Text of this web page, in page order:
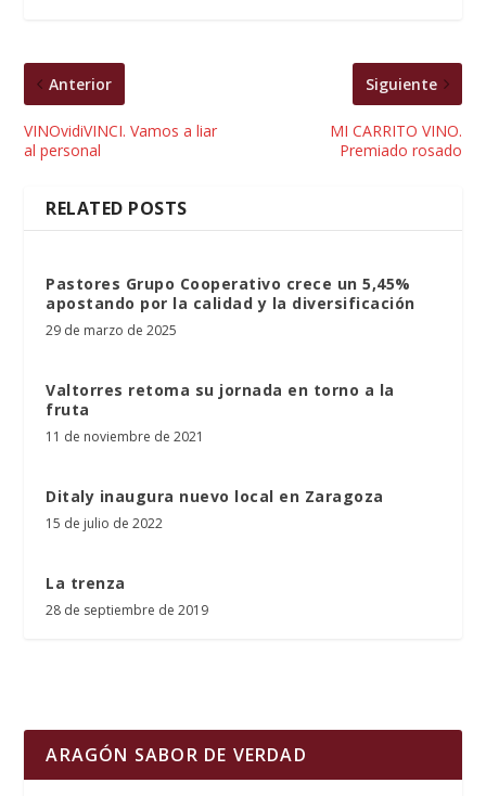
Anterior
VINOvidiVINCI. Vamos a liar
al personal
Siguiente
MI CARRITO VINO.
Premiado rosado
RELATED POSTS
Pastores Grupo Cooperativo crece un 5,45%
apostando por la calidad y la diversificación
29 de marzo de 2025
Valtorres retoma su jornada en torno a la
fruta
11 de noviembre de 2021
Ditaly inaugura nuevo local en Zaragoza
15 de julio de 2022
La trenza
28 de septiembre de 2019
ARAGÓN SABOR DE VERDAD